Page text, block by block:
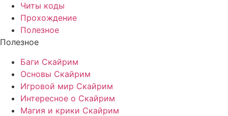
Читы коды
Прохождение
Полезное
Полезное
Баги Скайрим
Основы Скайрим
Игровой мир Скайрим
Интересное о Скайрим
Магия и крики Скайрим